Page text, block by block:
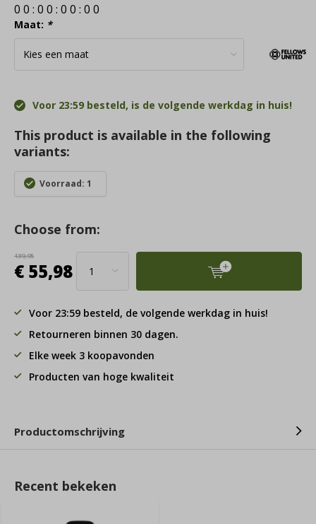
0 0 : 0 0 : 0 0 : 0 0
Maat: *
Voor 23:59 besteld, is de volgende werkdag in huis!
This product is available in the following
variants:
Voorraad: 1
Choose from:
139,95
€ 55,98
Voor 23:59 besteld, de volgende werkdag in huis!
Retourneren binnen 30 dagen.
Elke week 3 koopavonden
Producten van hoge kwaliteit
Productomschrijving
Recent bekeken